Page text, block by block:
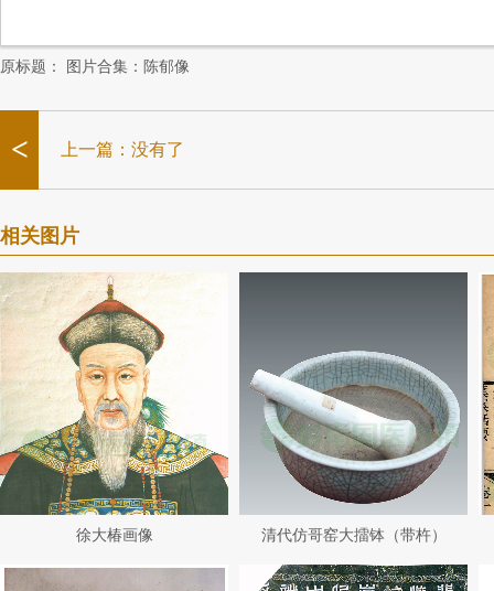
原标题： 图片合集：陈郁像
< 上一篇：没有了
相关图片
徐大椿画像 清代仿哥窑大擂钵（带杵）